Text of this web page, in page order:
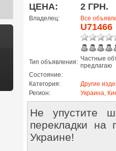
ЦЕНА: 2 ГРН.
Владелец: Все
U71466
Тип объявления: Частные
предлагаю
Состояние:
Категория:
Другие
Регион:
Украина,
Не упустите
перекладки
Украине!